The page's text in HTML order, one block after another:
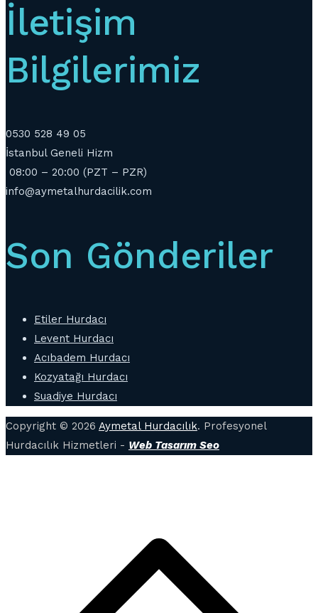
İletişim
Bilgilerimiz
0530 528 49 05
İstanbul Geneli Hizm
08:00 – 20:00 (PZT – PZR)
info@aymetalhurdacilik.com
Son Gönderiler
Etiler Hurdacı
Levent Hurdacı
Acıbadem Hurdacı
Kozyatağı Hurdacı
Suadiye Hurdacı
Copyright © 2026 Aymetal Hurdacılık. Profesyonel
Hurdacılık Hizmetleri - Web Tasarım Seo